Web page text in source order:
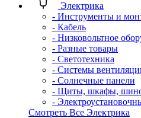
Электрика
- Инструменты и
- Кабель
- Низковольтное
- Разные товары
- Светотехника
- Системы
- Солнечные панели
- Щиты, шкафы,
-
Смотреть Все Электрика